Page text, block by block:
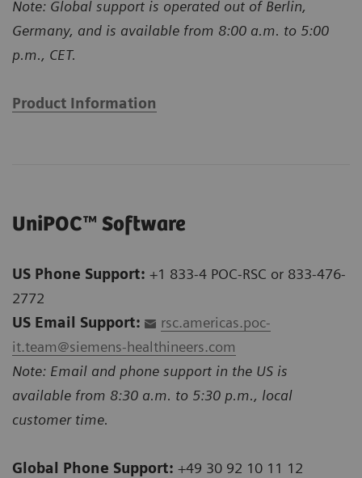
Note: Global support is operated out of Berlin,
Germany, and is available from 8:00 a.m. to 5:00
p.m., CET.
Product Information
UniPOC™ Software
US Phone Support: +1 833-4 POC-RSC or 833-476-
2772
US Email Support:
rsc.americas.poc-
it.team@siemens-healthineers.com
Note: Email and phone support in the US is
available from 8:30 a.m. to 5:30 p.m., local
customer time.
Global Phone Support: +49 30 92 10 11 12